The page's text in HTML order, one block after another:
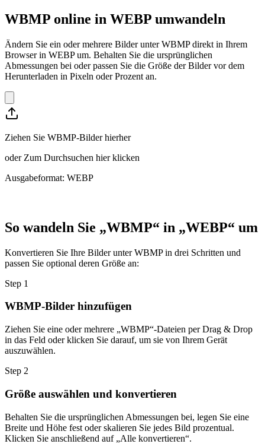
WBMP online in WEBP umwandeln
Ändern Sie ein oder mehrere Bilder unter WBMP direkt in Ihrem
Browser in WEBP um. Behalten Sie die ursprünglichen
Abmessungen bei oder passen Sie die Größe der Bilder vor dem
Herunterladen in Pixeln oder Prozent an.
Ziehen Sie WBMP-Bilder hierher
oder Zum Durchsuchen hier klicken
Ausgabeformat: WEBP
So wandeln Sie „WBMP“ in „WEBP“ um
Konvertieren Sie Ihre Bilder unter WBMP in drei Schritten und
passen Sie optional deren Größe an:
Step 1
WBMP-Bilder hinzufügen
Ziehen Sie eine oder mehrere „WBMP“-Dateien per Drag & Drop
in das Feld oder klicken Sie darauf, um sie von Ihrem Gerät
auszuwählen.
Step 2
Größe auswählen und konvertieren
Behalten Sie die ursprünglichen Abmessungen bei, legen Sie eine
Breite und Höhe fest oder skalieren Sie jedes Bild prozentual.
Klicken Sie anschließend auf „Alle konvertieren“.